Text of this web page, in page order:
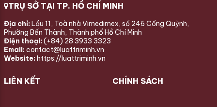
TRỤ SỞ TẠI TP. HỒ CHÍ MINH
Địa chỉ: Lầu 11, Toà nhà Vimedimex, số 246 Cống Quỳnh,
Phường Bến Thành, Thành phố Hồ Chí Minh
Điện thoại: (+84) 28 3933 3323
Email: contact@luattriminh.vn
Website: https://luattriminh.vn
LIÊN KẾT CHÍNH SÁCH